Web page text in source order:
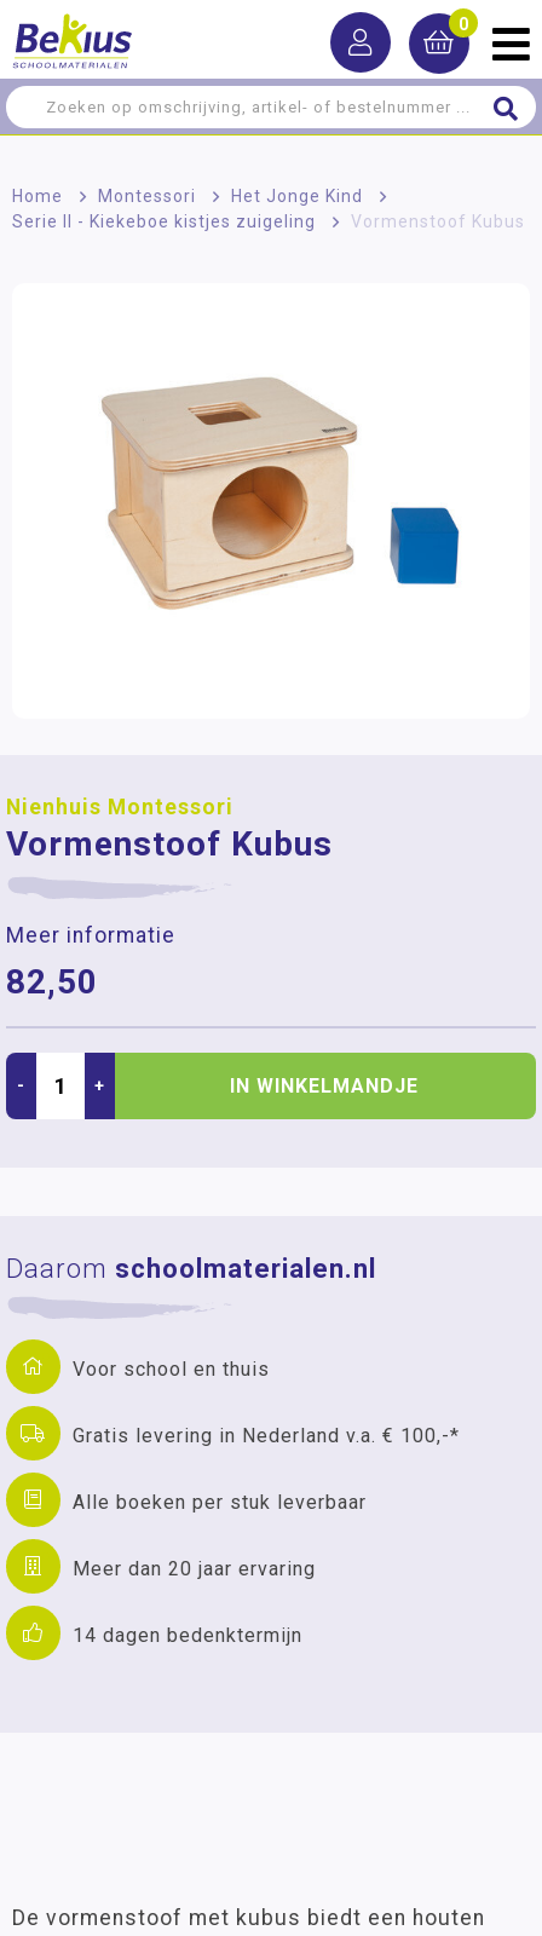
0
Home > Montessori > Het Jonge Kind
>
Serie II - Kiekeboe kistjes zuigeling
> Vormenstoof Kubus
Nienhuis Montessori
Vormenstoof Kubus
Meer informatie
82,50
- + IN WINKELMANDJE
Daarom schoolmaterialen.nl
Voor school en thuis
Gratis levering in Nederland v.a. € 100,-*
Alle boeken per stuk leverbaar
Meer dan 20 jaar ervaring
14 dagen bedenktermijn
De vormenstoof met kubus biedt een houten